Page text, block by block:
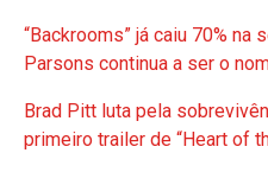
“Backrooms” já caiu 70% na
Parsons continua a ser o
Brad Pitt luta pela
primeiro trailer de “Heart of